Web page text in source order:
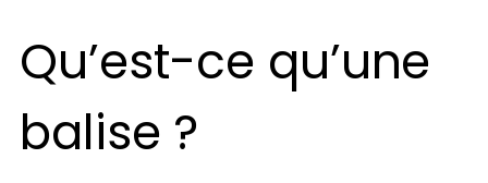
Qu’est-ce qu’une
balise ?